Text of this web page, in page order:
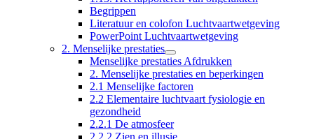
Begrippen
Literatuur en colofon Luchtvaartwetgeving
PowerPoint Luchtvaartwetgeving
2. Menselijke prestaties
Menselijke prestaties Afdrukken
2. Menselijke prestaties en beperkingen
2.1 Menselijke factoren
2.2 Elementaire luchtvaart fysiologie en
gezondheid
2.2.1 De atmosfeer
2.2.2 Zien en illusie